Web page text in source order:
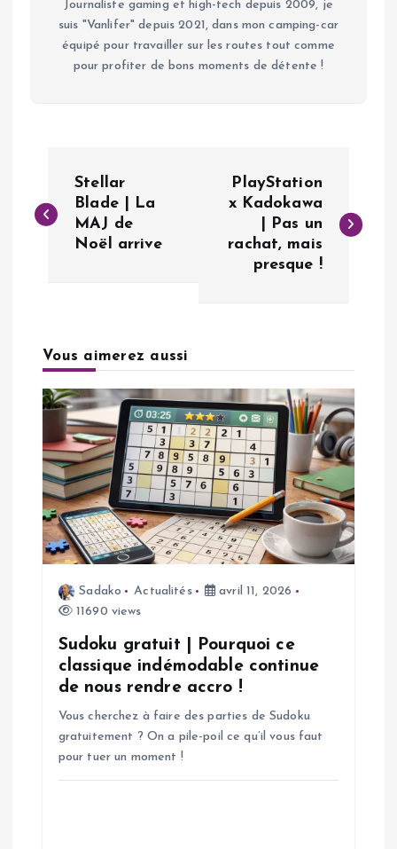
Journaliste gaming et high-tech depuis 2009, je
suis "Vanlifer" depuis 2021, dans mon camping-car
équipé pour travailler sur les routes tout comme
pour profiter de bons moments de détente !
a
g
a
o
n
Stellar
Blade | La
MAJ de
Noël arrive
PlayStation
x Kadokawa
| Pas un
rachat, mais
presque !
Vous aimerez aussi
Sadako Actualités
avril 11, 2026
11690 views
Sudoku gratuit | Pourquoi ce
classique indémodable continue
de nous rendre accro !
Vous cherchez à faire des parties de Sudoku
gratuitement ? On a pile-poil ce qu’il vous faut
pour tuer un moment !